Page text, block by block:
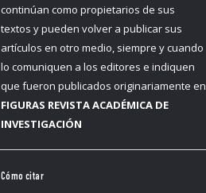
continúan como propietarios de sus
textos y pueden volver a publicar sus
artículos en otro medio, siempre y cuando
lo comuniquen a los editores e indiquen
que fueron publicados originariamente en
FIGURAS REVISTA ACADÉMICA DE
INVESTIGACIÓN
Cómo citar